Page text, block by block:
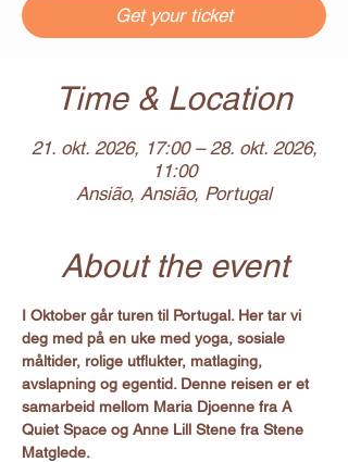
Get your ticket
Time & Location
21. okt. 2026, 17:00 – 28. okt. 2026,
11:00
Ansião, Ansião, Portugal
About the event
I Oktober går turen til Portugal. Her tar vi
deg med på en uke med yoga, sosiale
måltider, rolige utflukter, matlaging,
avslapning og egentid. Denne reisen er et
samarbeid mellom Maria Djoenne fra A
Quiet Space og Anne Lill Stene fra Stene
Matglede.